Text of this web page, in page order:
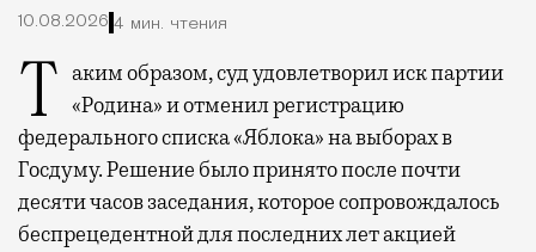
10.08.2026 4 мин. чтения
Таким образом, суд удовлетворил иск партии «Родина» и отменил регистрацию
федерального списка «Яблока» на выборах в
Госдуму. Решение было принято после почти
десяти часов заседания, которое сопровождалось
беспрецедентной для последних лет акцией